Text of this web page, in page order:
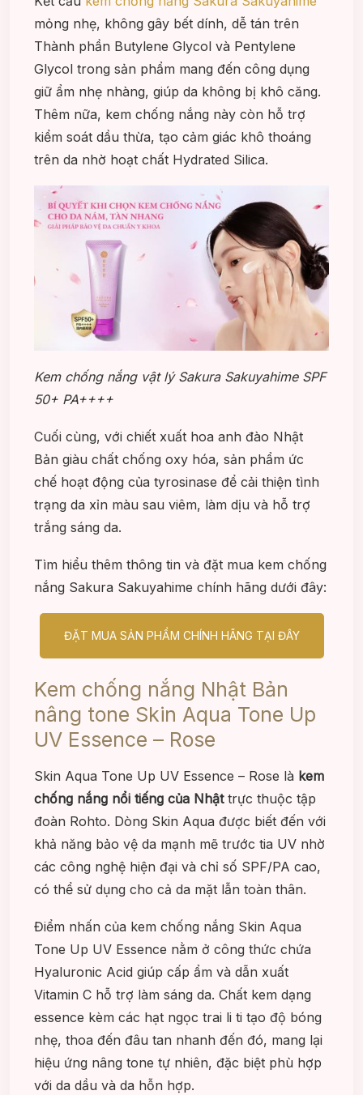
mỏng nhẹ, không gây bết dính, dễ tán trên
Thành phần Butylene Glycol và Pentylene
Glycol trong sản phẩm mang đến công dụng
giữ ẩm nhẹ nhàng, giúp da không bị khô căng.
Thêm nữa, kem chống nắng này còn hỗ trợ
kiểm soát dầu thừa, tạo cảm giác khô thoáng
trên da nhờ hoạt chất Hydrated Silica.
Kem chống nắng vật lý Sakura Sakuyahime SPF
50+ PA++++
Cuối cùng, với chiết xuất hoa anh đào Nhật
Bản giàu chất chống oxy hóa, sản phẩm ức
chế hoạt động của tyrosinase để cải thiện tình
trạng da xỉn màu sau viêm, làm dịu và hỗ trợ
trắng sáng da.
Tìm hiểu thêm thông tin và đặt mua kem chống
nắng Sakura Sakuyahime chính hãng dưới đây:
ĐẶT MUA SẢN PHẨM CHÍNH HÃNG TẠI ĐÂY
Kem chống nắng Nhật Bản
nâng tone Skin Aqua Tone Up
UV Essence – Rose
Skin Aqua Tone Up UV Essence – Rose là kem
chống nắng nổi tiếng của Nhậttrực thuộc tập
đoàn Rohto. Dòng Skin Aqua được biết đến với
khả năng bảo vệ da mạnh mẽ trước tia UV nhờ
các công nghệ hiện đại và chỉ số SPF/PA cao,
có thể sử dụng cho cả da mặt lẫn toàn thân.
Điểm nhấn của kem chống nắng Skin Aqua
Tone Up UV Essence nằm ở công thức chứa
Hyaluronic Acid giúp cấp ẩm và dẫn xuất
Vitamin C hỗ trợ làm sáng da. Chất kem dạng
essence kèm các hạt ngọc trai li ti tạo độ bóng
nhẹ, thoa đến đâu tan nhanh đến đó, mang lại
hiệu ứng nâng tone tự nhiên, đặc biệt phù hợp
với da dầu và da hỗn hợp.